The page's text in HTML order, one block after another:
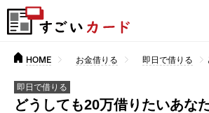
HOME お金借りる 即日で借りる
即日で借りる
どうしても20万借りたいあな